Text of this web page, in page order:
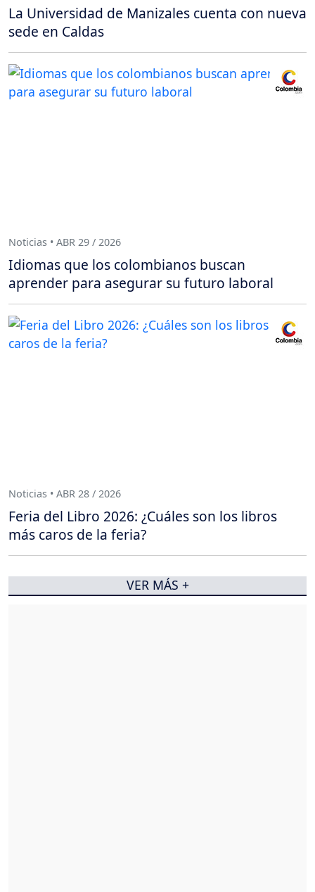
La Universidad de Manizales cuenta con nueva
sede en Caldas
Noticias • ABR 29 / 2026
Idiomas que los colombianos buscan
aprender para asegurar su futuro laboral
Noticias • ABR 28 / 2026
Feria del Libro 2026: ¿Cuáles son los libros
más caros de la feria?
VER MÁS +